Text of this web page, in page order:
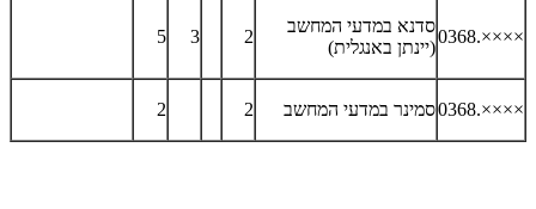
××××.0368
סדנא במדעי המחשב
(יינתן באנגלית)
2
3
5
××××.0368 סמינר במדעי המחשב 2
2